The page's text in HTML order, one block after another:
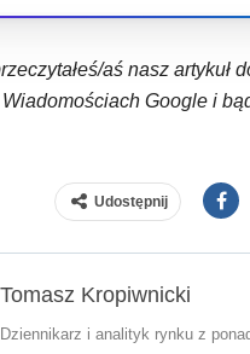
aś nasz artykuł
Google i
Udostępnij
Tomasz Kropiwnicki
Dziennikarz i analityk rynku z